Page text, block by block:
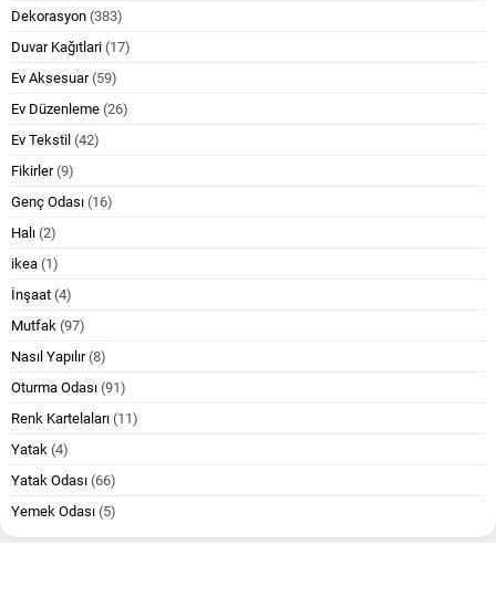
Dekorasyon (383)
Duvar Kağıtlari (17)
Ev Aksesuar(59)
Ev Düzenleme (26)
Ev Tekstil (42)
Fikirler(9)
Genç Odası (16)
Halı (2)
ikea (1)
İnşaat (4)
Mutfak (97)
Nasıl Yapılır(8)
Oturma Odası (91)
Renk Kartelaları (11)
Yatak (4)
Yatak Odası (66)
Yemek Odası (5)